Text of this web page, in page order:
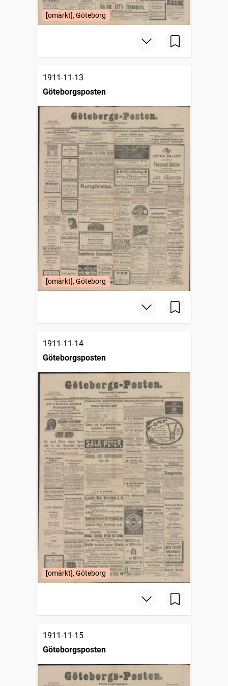
[omärkt], Göteborg
1911-11-13
Göteborgsposten
[omärkt], Göteborg
1911-11-14
Göteborgsposten
[omärkt], Göteborg
1911-11-15
Göteborgsposten